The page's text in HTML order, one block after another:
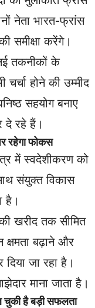
नेता भारत-फ्रांस
समीक्षा करेंगे।
तकनीकों के
चर्चा होने की उम्मीद
सहयोग बनाए
रहे हैं।
रहेगा फोकस
में स्वदेशीकरण को
संयुक्त विकास
है।
खरीद तक सीमित
क्षमता बढ़ाने और
जा रहा है।
माना जाता है।
चुकी है बड़ी सफलता